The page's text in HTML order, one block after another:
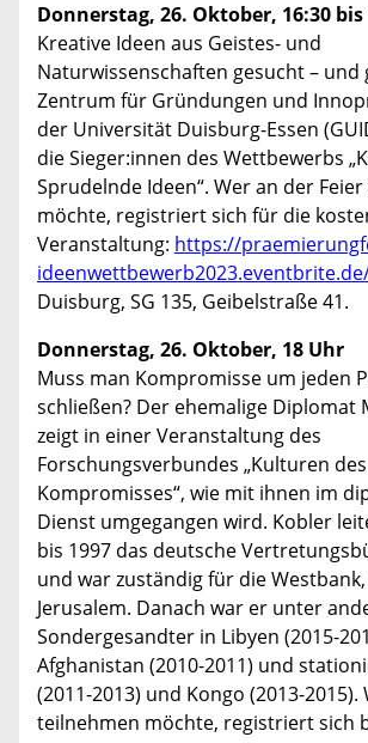
Donnerstag, 26. Oktober, 16:30 bis
Kreative Ideen aus Geistes- und
Naturwissenschaften gesucht – und
Zentrum für Gründungen und
der Universität Duisburg-Essen
die Sieger:innen des Wettbewerbs
Sprudelnde Ideen“. Wer an der
möchte, registriert sich für die
Veranstaltung: https://
Duisburg, SG 135, Geibelstraße 41.
Donnerstag, 26. Oktober, 18 Uhr
Muss man Kompromisse um jeden
schließen? Der ehemalige Diplomat
zeigt in einer Veranstaltung des
Forschungsverbundes „Kulturen des
Kompromisses“, wie mit ihnen im
Dienst umgegangen wird. Kobler
bis 1997 das deutsche
und war zuständig für die
Jerusalem. Danach war er unter
Sondergesandter in Libyen (2015-
Afghanistan (2010-2011) und
(2011-2013) und Kongo (2013-2015).
teilnehmen möchte, registriert sich